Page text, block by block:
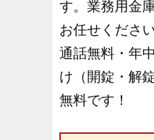
す。業務用金
お任せください
通話無料・年
け（開錠・解
無料です！